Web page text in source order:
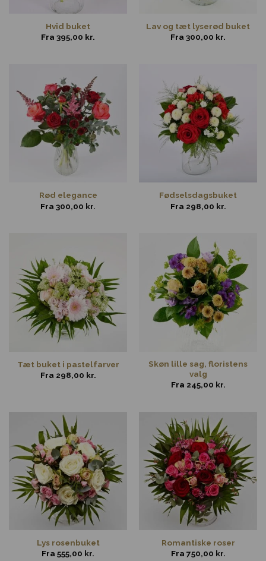
Hvid buket
Fra 395,00 kr.
Lav og tæt lyserød buket
Fra 300,00 kr.
Rød elegance
Fra 300,00 kr.
Fødselsdagsbuket
Fra 298,00 kr.
Tæt buket i pastelfarver
Fra 298,00 kr.
Skøn lille sag, floristens
valg
Fra 245,00 kr.
Lys rosenbuket
Fra 555,00 kr.
Romantiske roser
Fra 750,00 kr.